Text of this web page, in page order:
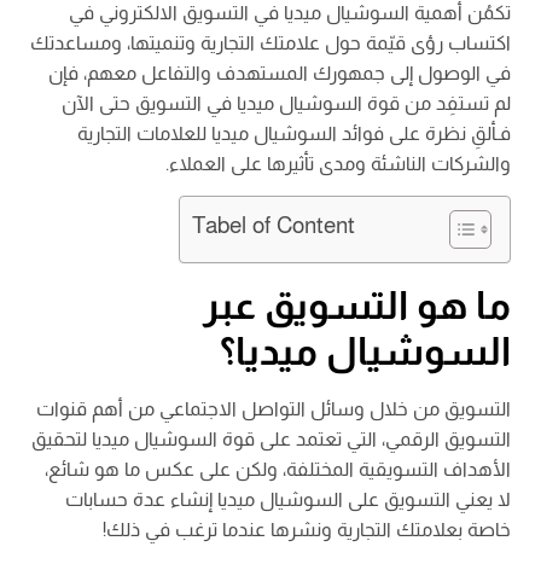
تكمُن أهمية السوشيال ميديا في التسويق الالكتروني في
اكتساب رؤى قيّمة حول علامتك التجارية وتنميتها، ومساعدتك
في الوصول إلى جمهورك المستهدف والتفاعل معهم، فإن
لم تستفِد من قوة السوشيال ميديا في التسويق حتى الآن
فـألقِ نظرة على فوائد السوشيال ميديا للعلامات التجارية
والشركات الناشئة ومدى تأثيرها على العملاء.
Tabel of Content
ما هو التسويق عبر
السوشيال ميديا؟
التسويق من خلال وسائل التواصل الاجتماعي من أهم قنوات
التسويق الرقمي، التي تعتمد على قوة السوشيال ميديا لتحقيق
الأهداف التسويقية المختلفة، ولكن على عكس ما هو شائع،
لا يعني التسويق على السوشيال ميديا إنشاء عدة حسابات
خاصة بعلامتك التجارية ونشرها عندما ترغب في ذلك!